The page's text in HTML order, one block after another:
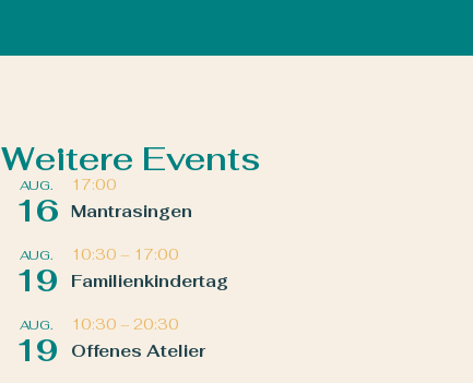
Weitere Events
AUG.
16
17:00
Mantrasingen
AUG.
19
10:30 – 17:00
Familienkindertag
AUG.
19
10:30 – 20:30
Offenes Atelier